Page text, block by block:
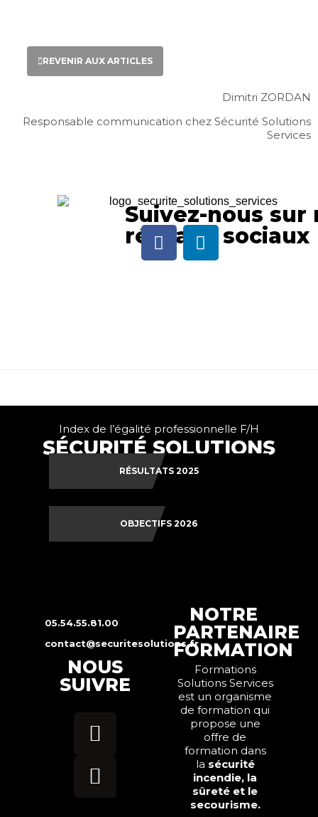
REVENIR AUX ARTICLES
Dimitri ZORDAN
Responsable communication chez Sécurité Solutions
Services
Suivez-nous sur
réseaux sociaux
SÉCURITÉ SOLUTIONS
SERVICES
Index de l’égalité professionnelle F/H
RÉSULTATS 2025
OBJECTIFS 2026
05.54.55.81.00
contact@securitesolutions.fr
NOUS
SUIVRE
NOTRE
PARTENAIRE
FORMATION
Formations
Solutions Services
est un organisme
de formation qui
propose une
offre de
formation dans
la sécurité
incendie, la
sûreté et le
secourisme.